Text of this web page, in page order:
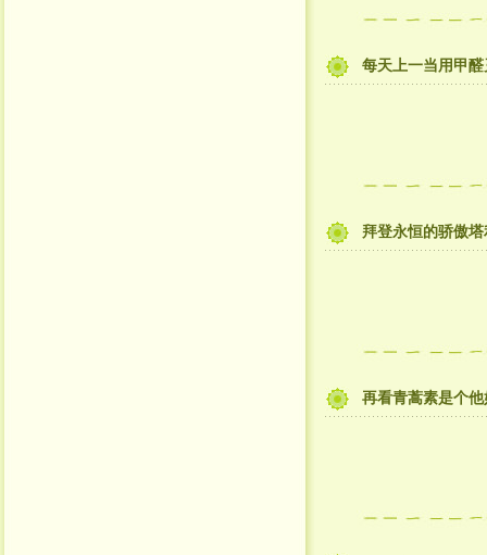
每天上一当用甲
拜登永恒的骄傲
再看青蒿素是个